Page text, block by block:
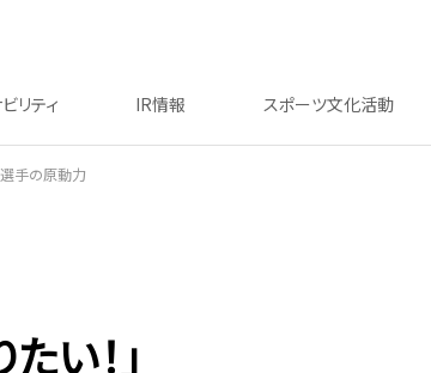
リティ IR情報 スポーツ文化活動
選手の原動力
い！」